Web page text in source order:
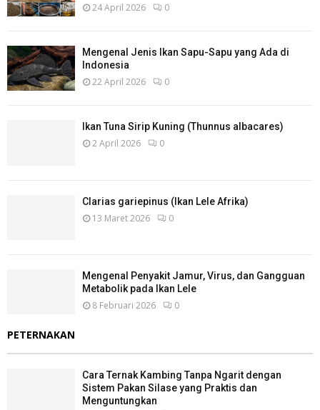
24 April 2026 0
Mengenal Jenis Ikan Sapu-Sapu yang Ada di
Indonesia
22 April 2026 0
Ikan Tuna Sirip Kuning (Thunnus albacares)
2 April 2026 0
Clarias gariepinus (Ikan Lele Afrika)
13 Maret 2026 0
Mengenal Penyakit Jamur, Virus, dan Gangguan
Metabolik pada Ikan Lele
8 Februari 2026 0
PETERNAKAN
Cara Ternak Kambing Tanpa Ngarit dengan
Sistem Pakan Silase yang Praktis dan
Menguntungkan